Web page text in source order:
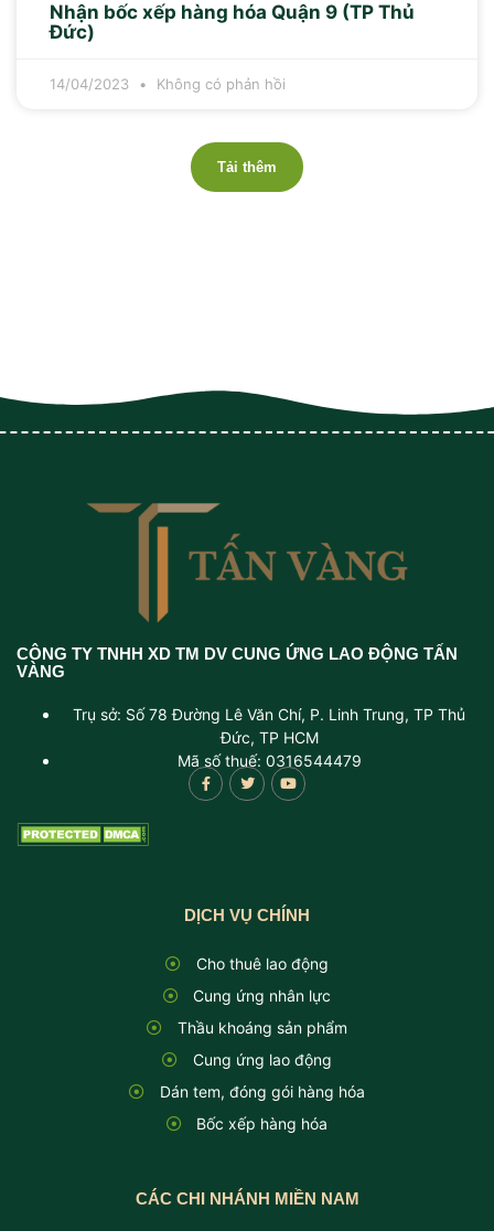
Nhận bốc xếp hàng hóa Quận 9 (TP Thủ
Đức)
14/04/2023 Không có phản hồi
Tải thêm
CÔNG TY TNHH XD TM DV CUNG ỨNG LAO ĐỘNG TẤN
VÀNG
Trụ sở: Số 78 Đường Lê Văn Chí, P. Linh Trung, TP Thủ
Đức, TP HCM
Mã số thuế: 0316544479
DỊCH VỤ CHÍNH
Cho thuê lao động
Cung ứng nhân lực
Thầu khoáng sản phẩm
Cung ứng lao động
Dán tem, đóng gói hàng hóa
Bốc xếp hàng hóa
CÁC CHI NHÁNH MIỀN NAM